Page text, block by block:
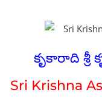
కృకారాది శ్రీ
Sri Krishna